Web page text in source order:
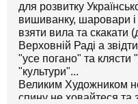
для розвитку
вишиванку, шаровари і
взяти вила та скакати
Верховній Раді а
"усе погано" та
"культури"...
Великим Художником
спину не ховайтеся та